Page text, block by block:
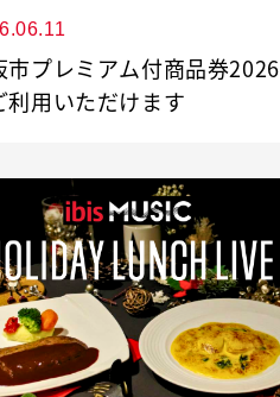
な使用状況が確認された
ーを安全な場所へ移
場合がございます。
市プレミアム付商品券2026
利用いただけます